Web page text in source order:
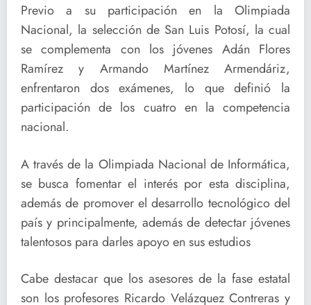
Previo a su participación en la Olimpiada
Nacional, la selección de San Luis Potosí, la cual
se complementa con los jóvenes Adán Flores
Ramírez y Armando Martínez Armendáriz,
enfrentaron dos exámenes, lo que definió la
participación de los cuatro en la competencia
nacional.
A través de la Olimpiada Nacional de Informática,
se busca fomentar el interés por esta disciplina,
además de promover el desarrollo tecnológico del
país y principalmente, además de detectar jóvenes
talentosos para darles apoyo en sus estudios
Cabe destacar que los asesores de la fase estatal
son los profesores Ricardo Velázquez Contreras y